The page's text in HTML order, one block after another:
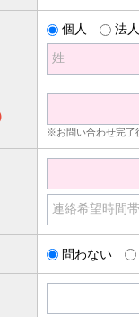
個人
法人
姓
※お問い合わせ完了
連絡希望時間
問わない